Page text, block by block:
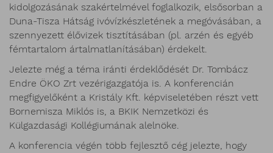
kidolgozásának szakértelmével foglalkozik, elsősorban a
Duna-Tisza Hátság ivóvízkészletének a megóvásában, a
szennyezett élővizek tisztításában (pl. arzén és egyéb
fémtartalom ártalmatlanításában) érdekelt.
Jelezte még a téma iránti érdeklődését Dr. Tombácz
Endre ÖKO Zrt vezérigazgatója is. A konferencián
megfigyelőként a Kristály Kft. képviseletében részt vett
Bornemisza Miklós is, a BKIK Nemzetközi és
Külgazdasági Kollégiumának alelnöke.
A konferencia végén több fejlesztő cég jelezte, hogy